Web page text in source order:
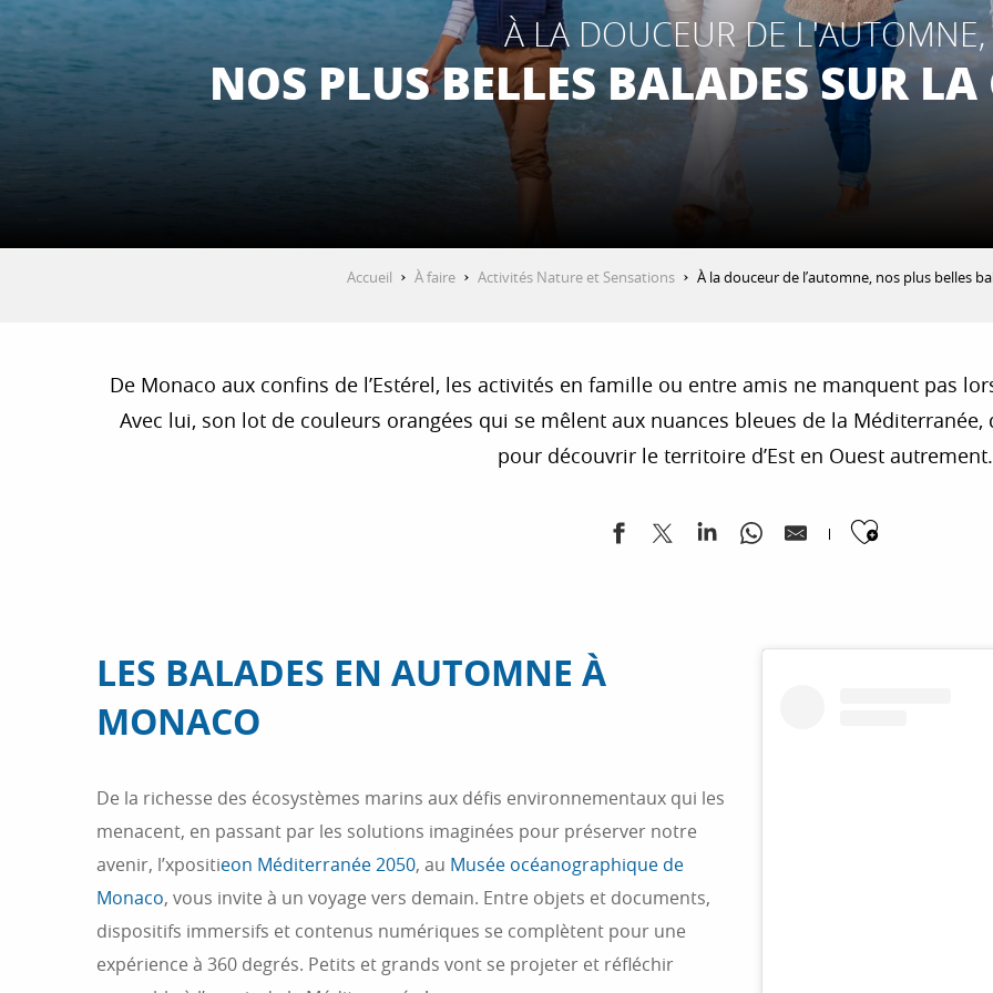
À LA DOUCEUR DE L'AUTOMNE,
NOS PLUS BELLES BALADES SUR LA
Accueil À faire Activités Nature et Sensations À la douceur de l’automne, nos plus belles
De Monaco aux confins de l’Estérel, les activités en famille ou entre amis ne manquent pas
Avec lui, son lot de couleurs orangées qui se mêlent aux nuances bleues de la
pour découvrir le territoire d’Est en Ouest autrement.
Ajouter
LES BALADES EN AUTOMNE À
MONACO
De la richesse des écosystèmes marins aux défis environnementaux qui les
menacent, en passant par les solutions imaginées pour préserver notre
avenir, l’xpositieon Méditerranée 2050, au Musée océanographique de
Monaco, vous invite à un voyage vers demain. Entre objets et documents,
dispositifs immersifs et contenus numériques se complètent pour une
expérience à 360 degrés. Petits et grands vont se projeter et réfléchir